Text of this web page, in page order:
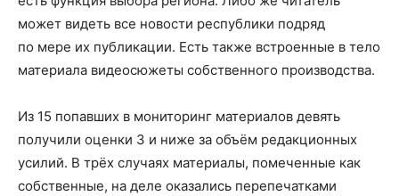
может видеть все новости республики подряд
по мере их публикации. Есть также встроенные в тело
материала видеосюжеты собственного производства.
Из 15 попавших в мониторинг материалов девять
получили оценки 3 и ниже за объём редакционных
усилий. В трёх случаях материалы, помеченные как
собственные, на деле оказались перепечатками